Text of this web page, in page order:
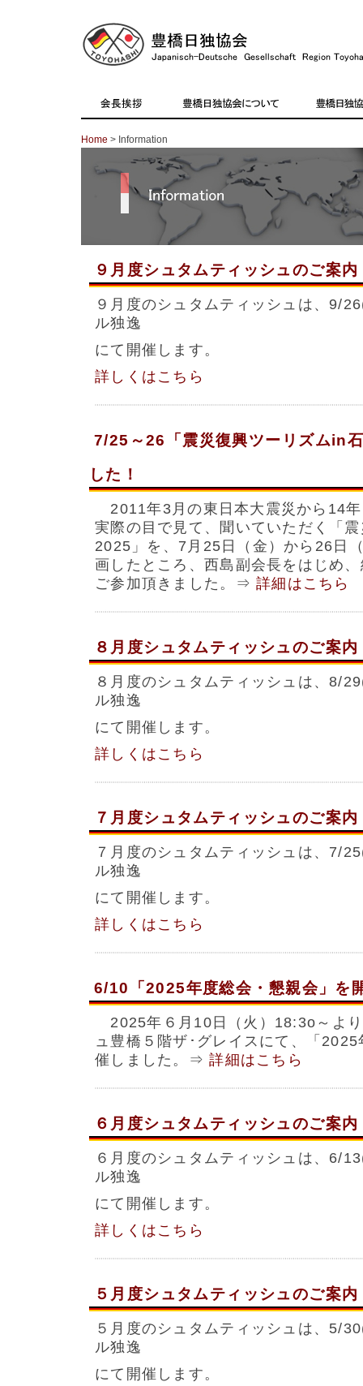
Home > Information
９月度シュタムティッシュのご案内
９月度のシュタムティッシュは、9/
ル独逸
にて開催します。
詳しくはこちら
7/25～26「震災復興ツーリズムin
した！
2011年3月の東日本大震災から14
実際の目で見て、聞いていただく「
2025」を、7月25日（金）から26日
画したところ、西島副会長をはじめ
ご参加頂きました。⇒詳細はこちら
８月度シュタムティッシュのご案内
８月度のシュタムティッシュは、8/
ル独逸
にて開催します。
詳しくはこちら
７月度シュタムティッシュのご案内
７月度のシュタムティッシュは、7/
ル独逸
にて開催します。
詳しくはこちら
6/10「2025年度総会・懇親会」を
2025年６月10日（火）18:3o～よ
ュ豊橋５階ザ･グレイスにて、「
催しました。⇒詳細はこちら
６月度シュタムティッシュのご案内
６月度のシュタムティッシュは、6/
ル独逸
にて開催します。
詳しくはこちら
５月度シュタムティッシュのご案内
５月度のシュタムティッシュは、5/
ル独逸
にて開催します。